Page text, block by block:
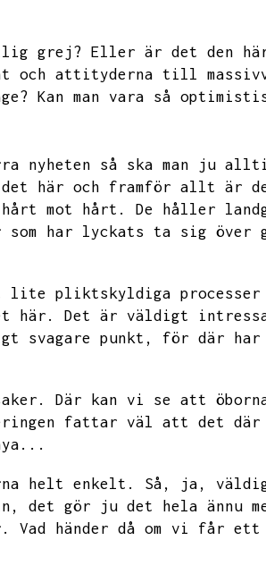
grej?
Eller är det den
attityderna till
Kan man vara så
nyheten så ska man ju
här och framför allt är
mot hårt.
De håller
som har lyckats ta sig
lite pliktskyldiga processer
här.
Det är väldigt
svagare punkt,
för där
Där kan vi se att
fattar väl att det
helt enkelt. Så, ja,
det gör ju det hela ännu
Vad händer då om vi får